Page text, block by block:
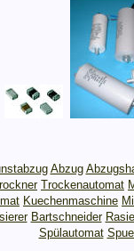
Abzug
Trockenautomat
Kuechenmaschine
Bartschneider
Spülautomat